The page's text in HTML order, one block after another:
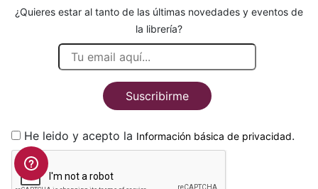
¿Quieres estar al tanto de las últimas novedades y eventos de
la librería?
Suscribirme
He leido y acepto la Información básica de privacidad.